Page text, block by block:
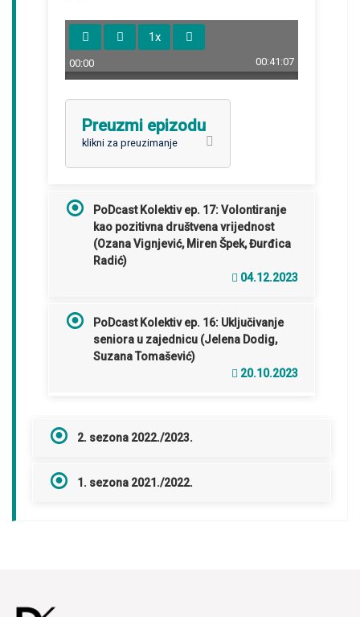
l
a
e
w
d
1x
u
t
U
e
00:00 00:41:07
Preuzmi epizodu
klikni za preuzimanje
PoDcast Kolektiv ep. 17: Volontiranje
kao pozitivna društvena vrijednost
(Ozana Vignjević, Miren Špek, Đurđica
Radić)
04.12.2023
PoDcast Kolektiv ep. 16: Uključivanje
seniora u zajednicu (Jelena Dodig,
Suzana Tomašević)
20.10.2023
2. sezona 2022./2023.
1. sezona 2021./2022.